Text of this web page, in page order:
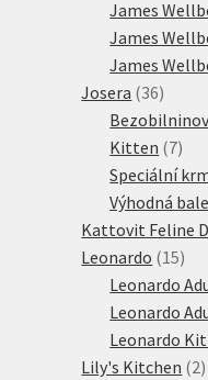
James
James
James
Josera 3636
Kitten 77
Speciální
Výhodná
Kattovit Feline
Leonardo 1515
Leonardo
Leonardo
Leonardo
Lily's Kitchen 22